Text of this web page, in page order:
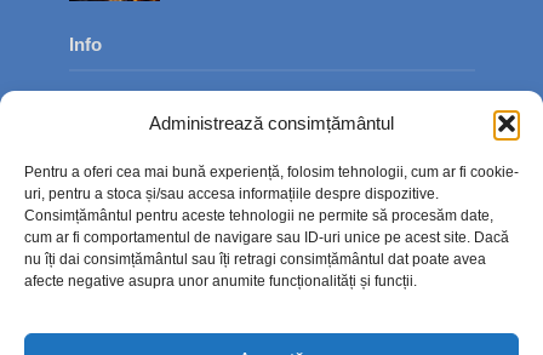
Administrează consimțământul
Pentru a oferi cea mai bună experiență, folosim tehnologii, cum ar fi cookie-
uri, pentru a stoca și/sau accesa informațiile despre dispozitive.
Consimțământul pentru aceste tehnologii ne permite să procesăm date,
cum ar fi comportamentul de navigare sau ID-uri unice pe acest site. Dacă
nu îți dai consimțământul sau îți retragi consimțământul dat poate avea
afecte negative asupra unor anumite funcționalități și funcții.
Info
Contact
Politica de confidențialitate
Politică cookie-uri (UE)